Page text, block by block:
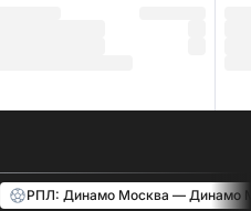
РПЛ: Динамо Москва — Динамо